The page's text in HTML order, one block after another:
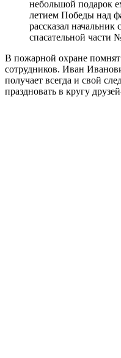
небольшой подарок
летием Победы над
рассказал
спасательной
В пожарной охране
сотрудников. Иван
получает всегда и свой
праздновать в кругу